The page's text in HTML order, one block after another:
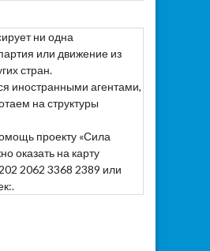
ни одна
или движение из
стран.
иностранными агентами,
на структуры
проекту «Сила
оказать на карту
2062 3368 2389 или